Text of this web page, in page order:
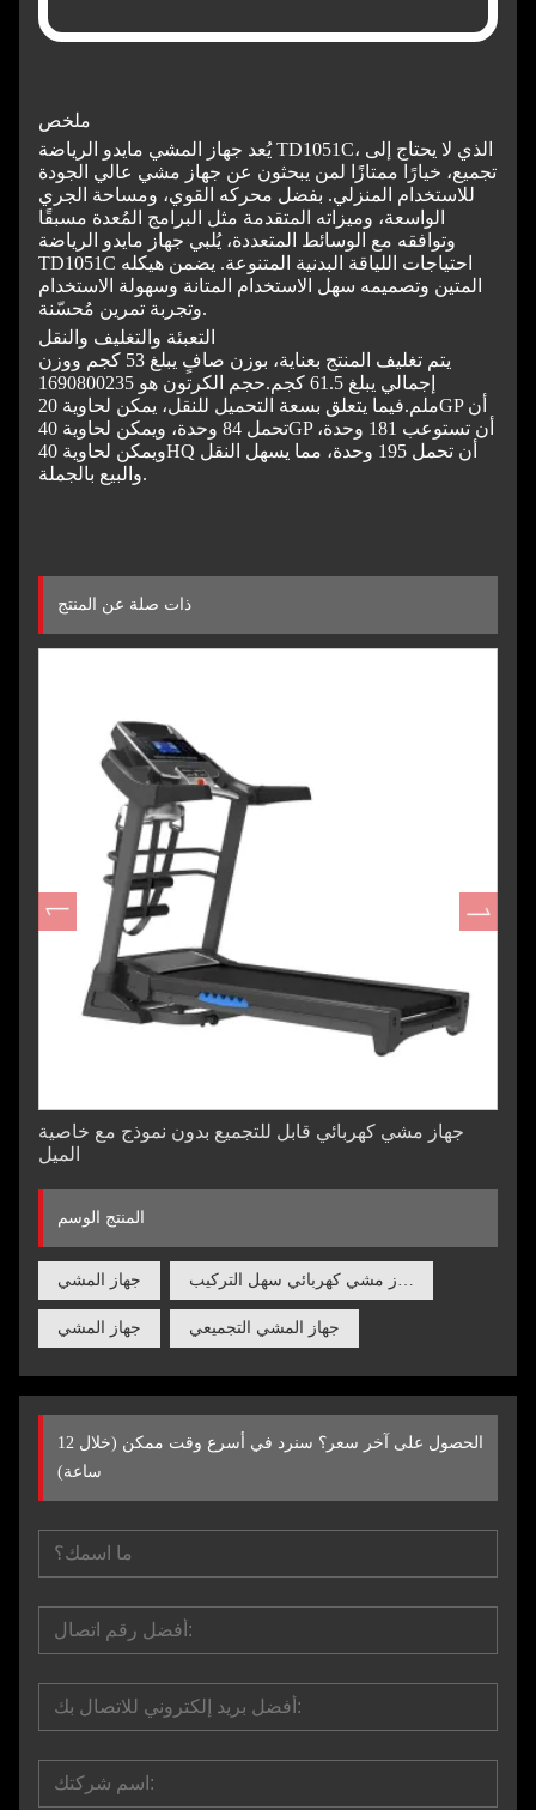
ملخص
يُعد جهاز المشي مايدو الرياضة TD1051C، الذي لا يحتاج إلى
تجميع، خيارًا ممتازًا لمن يبحثون عن جهاز مشي عالي الجودة
للاستخدام المنزلي. بفضل محركه القوي، ومساحة الجري
الواسعة، وميزاته المتقدمة مثل البرامج المُعدة مسبقًا
وتوافقه مع الوسائط المتعددة، يُلبي جهاز مايدو الرياضة
TD1051C احتياجات اللياقة البدنية المتنوعة. يضمن هيكله
المتين وتصميمه سهل الاستخدام المتانة وسهولة الاستخدام
وتجربة تمرين مُحسّنة.
التعبئة والتغليف والنقل
يتم تغليف المنتج بعناية، بوزن صافٍ يبلغ 53 كجم ووزن
إجمالي يبلغ 61.5 كجم.
حجم الكرتون هو 1690800235
ملم.
فيما يتعلق بسعة التحميل للنقل، يمكن لحاوية 20GP أن
تحمل 84 وحدة، ويمكن لحاوية 40GP أن تستوعب 181 وحدة،
ويمكن لحاوية 40HQ أن تحمل 195 وحدة، مما يسهل النقل
والبيع بالجملة.
ذات صلة عن المنتج
جهاز مشي كهربائي قابل للتجميع بدون نموذج مع خاصية
الميل
المنتج الوسم
جهاز المشي جهاز مشي كهربائي سهل التركيب
جهاز المشي جهاز المشي التجميعي
الحصول على آخر سعر؟ سنرد في أسرع وقت ممكن (خلال 12
ساعة)